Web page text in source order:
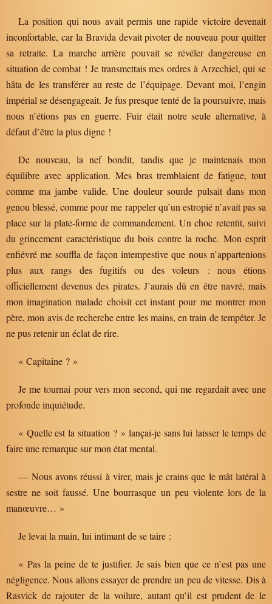
La position qui nous avait permis une rapide victoire devenait
inconfortable, car la Bravida devait pivoter de nouveau pour quitter
sa retraite. La marche arrière pouvait se révéler dangereuse en
situation de combat ! Je transmettais mes ordres à Arzechiel, qui se
hâta de les transférer au reste de l’équipage. Devant moi, l’engin
impérial se désengageait. Je fus presque tenté de la poursuivre, mais
nous n’étions pas en guerre. Fuir était notre seule alternative, à
défaut d’être la plus digne !
De nouveau, la nef bondit, tandis que je maintenais mon
équilibre avec application. Mes bras tremblaient de fatigue, tout
comme ma jambe valide. Une douleur sourde pulsait dans mon
genou blessé, comme pour me rappeler qu’un estropié n’avait pas sa
place sur la plate-forme de commandement. Un choc retentit, suivi
du grincement caractéristique du bois contre la roche. Mon esprit
enfiévré me souffla de façon intempestive que nous n’appartenions
plus aux rangs des fugitifs ou des voleurs : nous étions
officiellement devenus des pirates. J’aurais dû en être navré, mais
mon imagination malade choisit cet instant pour me montrer mon
père, mon avis de recherche entre les mains, en train de tempêter. Je
ne pus retenir un éclat de rire.
« Capitaine ? »
Je me tournai pour vers mon second, qui me regardait avec une
profonde inquiétude.
« Quelle est la situation ? » lançai-je sans lui laisser le temps de
faire une remarque sur mon état mental.
— Nous avons réussi à virer, mais je crains que le mât latéral à
sestre ne soit faussé. Une bourrasque un peu violente lors de la
manœuvre… »
Je levai la main, lui intimant de se taire :
« Pas la peine de te justifier. Je sais bien que ce n’est pas une
négligence. Nous allons essayer de prendre un peu de vitesse. Dis à
Rasvick de rajouter de la voilure, autant qu’il est prudent de le